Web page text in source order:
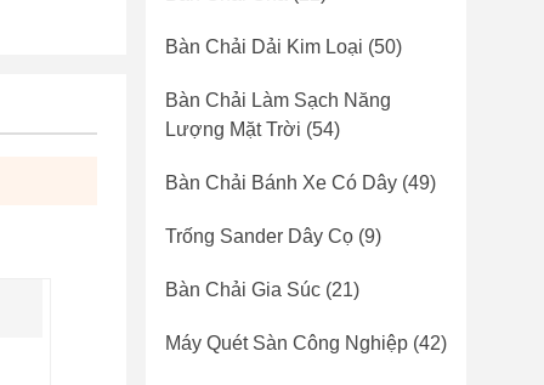
Bàn Chải Dải Kim Loại (50)
Bàn Chải Làm Sạch Năng
Lượng Mặt Trời (54)
Bàn Chải Bánh Xe Có Dây (49)
Trống Sander Dây Cọ (9)
Bàn Chải Gia Súc (21)
Máy Quét Sàn Công Nghiệp (42)